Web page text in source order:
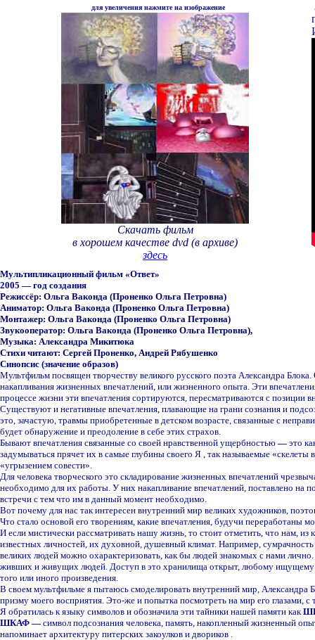
для увеличения нажмите на изображение
Скачать фильм
в хорошем качестве dvd (в архиве)
здесь
Мультипликационный фильм «Ответ»
2005 — год создания
Режиссёр: Ольга Ваконда (Проненко Ольга Петровна)
Аниматор: Ольга Ваконда (Проненко Ольга Петровна)
Монтажер: Ольга Ваконда (Проненко Ольга Петровна)
Звукооператор: Ольга Ваконда (Проненко Ольга Петровна),
Музыка: Александра Микитюка
Стихи читают: Сергей Проненко, Андрей Рябушенко
Синопсис (значение образов)
Мультфильм посвящен творчеству великого русского поэта Александра
накапливания жизненных впечатлений, или жизненного опыта. Эти
процессе жизни эти впечатления сортируются, пересматриваются с позиции
Существуют и негативные впечатления, плавающие на грани сознания и
это, зачастую, травмы приобретенные в детском возрасте, связанные с
будет обнаружение и преодоление в себе этих страхов.
Бывают впечатления связанные со своей нравственной ущербностью — это
задумываться прячет их в самые глубины своего Я , так называемые «скелеты
«угрызением совести».
Для человека творческого это складирование жизненных впечатлений
необходимо для их работы. У них накапливание впечатлений, поставлено на
встречи с тем что им в данный момент необходимо.
Вот почему для нас так интересен внутренний мир великих художников,
Что стало основой его творениям, какие впечатления, будучи переработаны
И если мистически рассматривать нашу жизнь, то стоит отметить, что нам,
известных личностей, их духовной, душевный климат. Например,
великих людей можно охарактеризовать, как бы людей знакомых с нами
живших и живущих людей. Доступ в это хранилища открыт, любому ищущему
того или иного произведения.
В своем мультфильме я пытаюсь смоделировать внутренний мир, Александра
призму моего восприятия. Это-же и попытка посмотреть на мир его глазами,
Я обратилась к языку символов и обозначила эти тайники нашей памяти как
ШКАФ — символ подсознания человека, память, накопленный жизненный
напоминает архитектуру питерских закоулков и двориков .